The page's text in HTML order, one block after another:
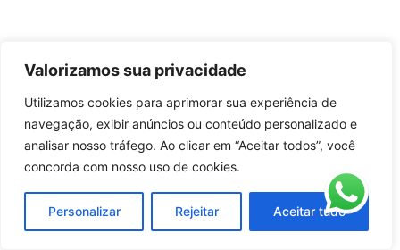
Valorizamos sua privacidade
Utilizamos cookies para aprimorar sua experiência de
navegação, exibir anúncios ou conteúdo personalizado e
analisar nosso tráfego. Ao clicar em “Aceitar todos”, você
concorda com nosso uso de cookies.
Personalizar Rejeitar Aceitar tudo